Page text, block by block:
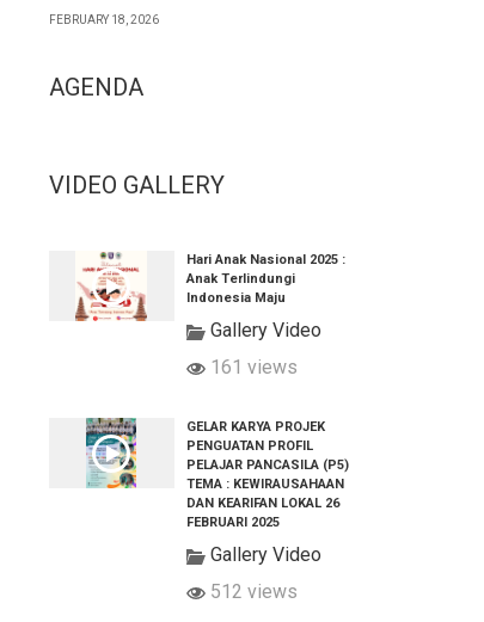
FEBRUARY 18, 2026
AGENDA
VIDEO GALLERY
Hari Anak Nasional 2025 :
Anak Terlindungi
Indonesia Maju
Gallery Video
161 views
GELAR KARYA PROJEK
PENGUATAN PROFIL
PELAJAR PANCASILA (P5)
TEMA : KEWIRAUSAHAAN
DAN KEARIFAN LOKAL 26
FEBRUARI 2025
Gallery Video
512 views